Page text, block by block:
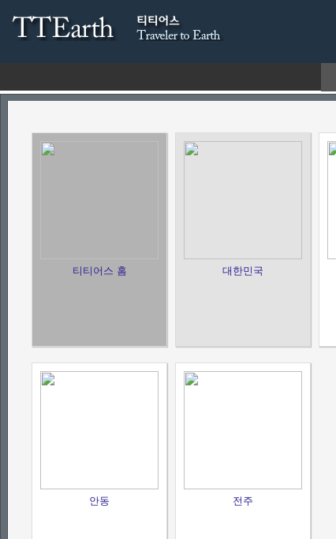
티티어스 홈 대한민국
안동 전주